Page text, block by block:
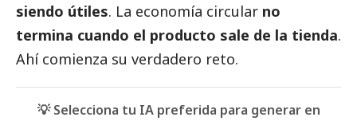
siendo útiles. La economía circular no
termina cuando el producto sale de la tienda.
Ahí comienza su verdadero reto.
💡 Selecciona tu IA preferida para generar en